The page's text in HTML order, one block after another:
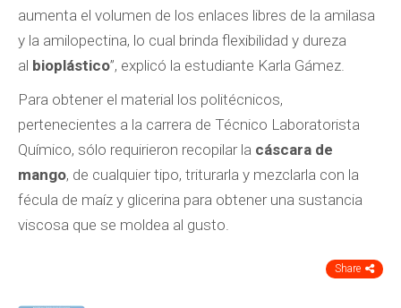
aumenta el volumen de los enlaces libres de la amilasa
y la amilopectina, lo cual brinda flexibilidad y dureza
al bioplástico”, explicó la estudiante Karla Gámez.
Para obtener el material los politécnicos,
pertenecientes a la carrera de Técnico Laboratorista
Químico, sólo requirieron recopilar la cáscara de
mango, de cualquier tipo, triturarla y mezclarla con la
fécula de maíz y glicerina para obtener una sustancia
viscosa que se moldea al gusto.
Share